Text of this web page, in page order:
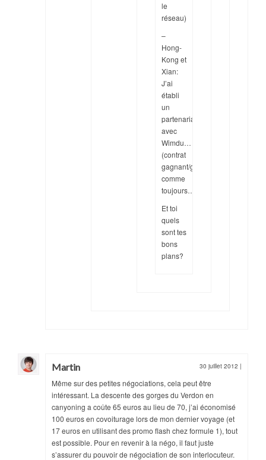
le
réseau)
–
Hong-
Kong et
Xian:
J’ai
établi
un
partenariat
avec
Wimdu…
(contrat
gagnant/gagnant,
comme
toujours…)
Et toi
quels
sont tes
bons
plans?
Martin 30 juillet 2012 |
Même sur des petites négociations, cela peut être
intéressant. La descente des gorges du Verdon en
canyoning a coûte 65 euros au lieu de 70, j’ai économisé
100 euros en covoiturage lors de mon dernier voyage (et
17 euros en utilisant des promo flash chez formule 1), tout
est possible. Pour en revenir à la négo, il faut juste
s’assurer du pouvoir de négociation de son interlocuteur.